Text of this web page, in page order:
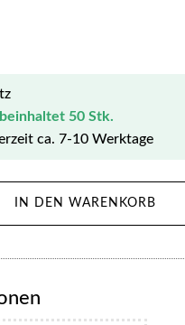
50 Stk.
ca. 7-10 Werktage
IN DEN WARENKORB